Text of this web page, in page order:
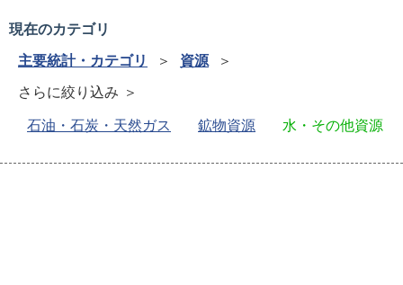
現在のカテゴリ
主要統計・カテゴリ
＞ 資源＞
さらに絞り込み ＞
石油・石炭・天然ガス
鉱物資源 水・その他資源